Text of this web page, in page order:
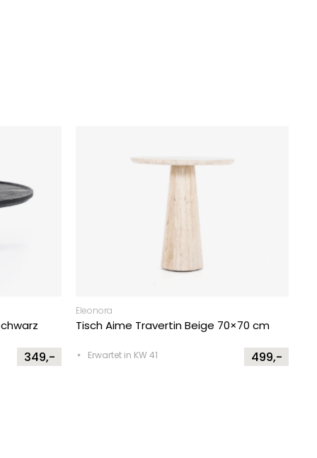
349,-
Eleonora
Tisch Aime Travertin Beige 70×70 cm
Erwartet in KW 41 499,-